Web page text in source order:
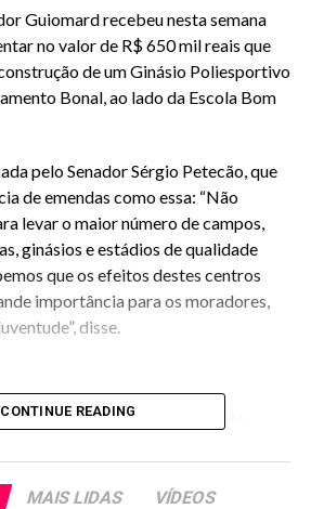
Guiomard recebeu nesta semana
no valor de R$ 650 mil reais que
de um Ginásio Poliesportivo
Bonal, ao lado da Escola Bom
pelo Senador Sérgio Petecão, que
de emendas como essa: “Não
levar o maior número de campos,
ginásios e estádios de qualidade
que os efeitos destes centros
importância para os moradores,
disse.
DE-GINASIO-NA-BONAL
de recebimento de piso
do Quinari
CONTINUE READING
MAIS LIDAS VÍDEOS